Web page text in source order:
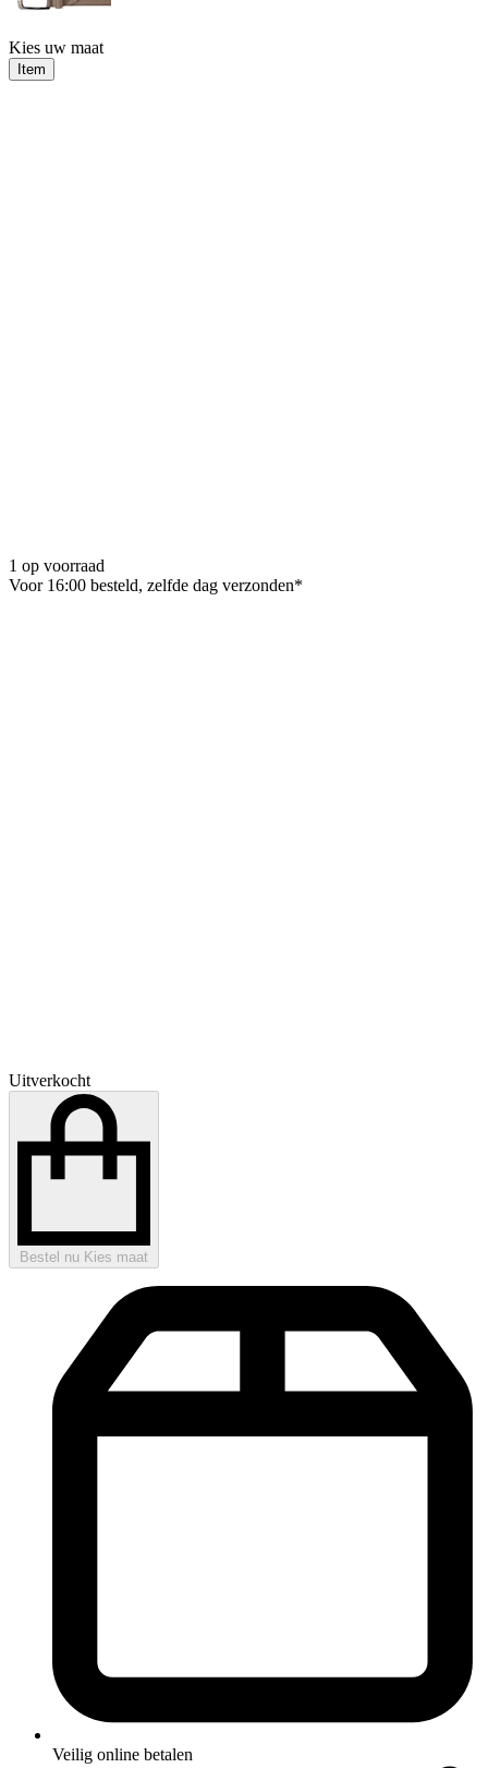
Kies uw maat
Item
1 op voorraad
Voor 16:00 besteld, zelfde dag verzonden*
Uitverkocht
Bestel nu Kies maat
Veilig online betalen